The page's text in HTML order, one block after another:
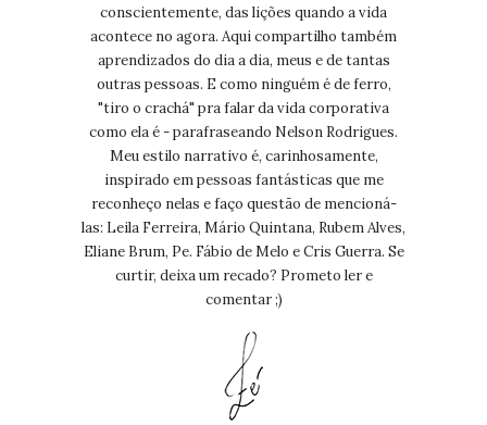
conscientemente, das lições quando a vida
acontece no agora. Aqui compartilho também
aprendizados do dia a dia, meus e de tantas
outras pessoas. E como ninguém é de ferro,
"tiro o crachá" pra falar da vida corporativa
como ela é - parafraseando Nelson Rodrigues.
Meu estilo narrativo é, carinhosamente,
inspirado em pessoas fantásticas que me
reconheço nelas e faço questão de mencioná-
las: Leila Ferreira, Mário Quintana, Rubem Alves,
Eliane Brum, Pe. Fábio de Melo e Cris Guerra. Se
curtir, deixa um recado? Prometo ler e
comentar ;)